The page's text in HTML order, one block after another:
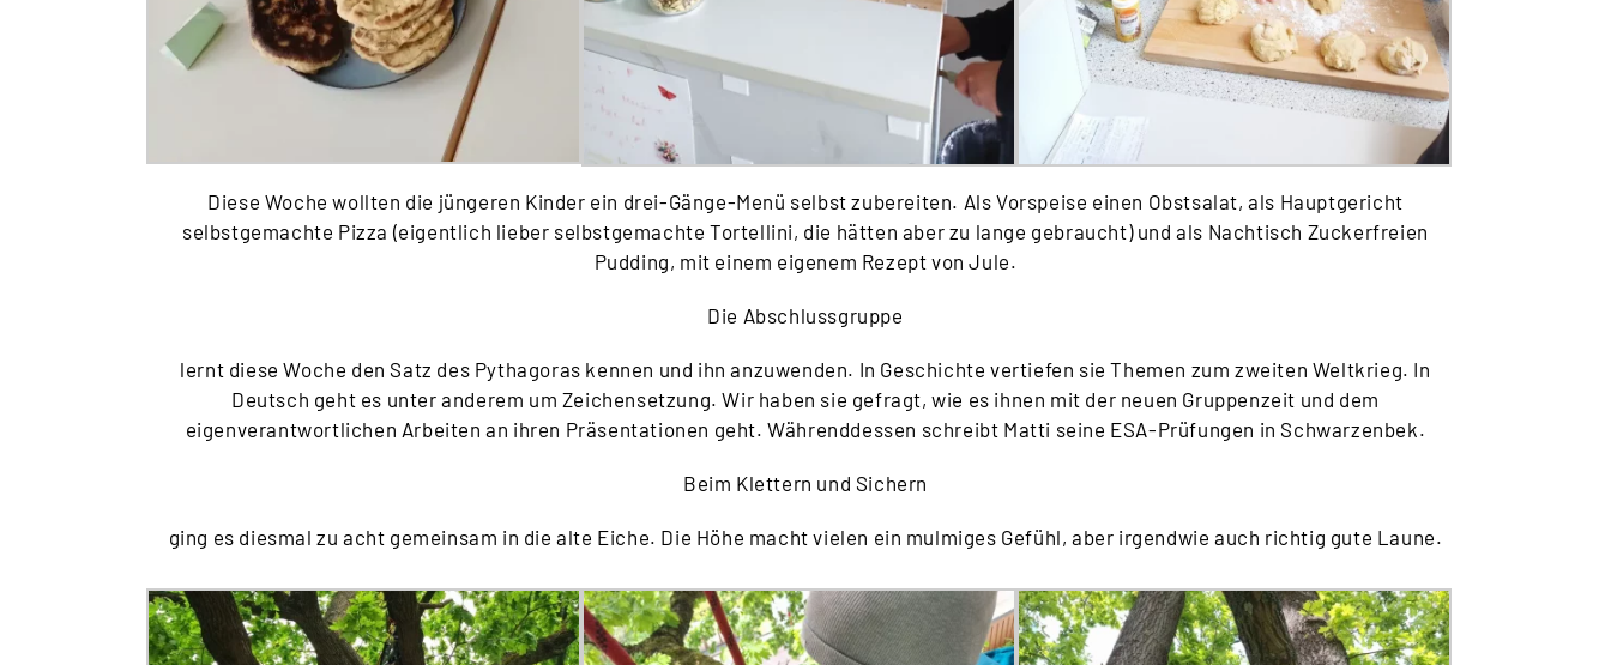
Diese Woche wollten die jüngeren Kinder ein drei-Gänge-Menü selbst zubereiten. Als Vorspeise einen Obstsalat, als Hauptgericht
selbstgemachte Pizza (eigentlich lieber selbstgemachte Tortellini, die hätten aber zu lange gebraucht) und als Nachtisch Zuckerfreien
Pudding, mit einem eigenem Rezept von Jule.
Die Abschlussgruppe
lernt diese Woche den Satz des Pythagoras kennen und ihn anzuwenden. In Geschichte vertiefen sie Themen zum zweiten Weltkrieg. In
Deutsch geht es unter anderem um Zeichensetzung. Wir haben sie gefragt, wie es ihnen mit der neuen Gruppenzeit und dem
eigenverantwortlichen Arbeiten an ihren Präsentationen geht. Währenddessen schreibt Matti seine ESA-Prüfungen in Schwarzenbek.
Beim Klettern und Sichern
ging es diesmal zu acht gemeinsam in die alte Eiche. Die Höhe macht vielen ein mulmiges Gefühl, aber irgendwie auch richtig gute Laune.